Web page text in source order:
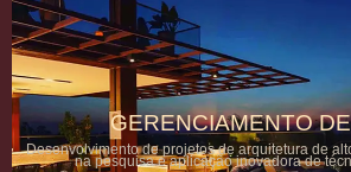
GERENCIAMENTO
Desenvolvimento de projetos de arquitetura de
na pesquisa e aplicação inovadora de